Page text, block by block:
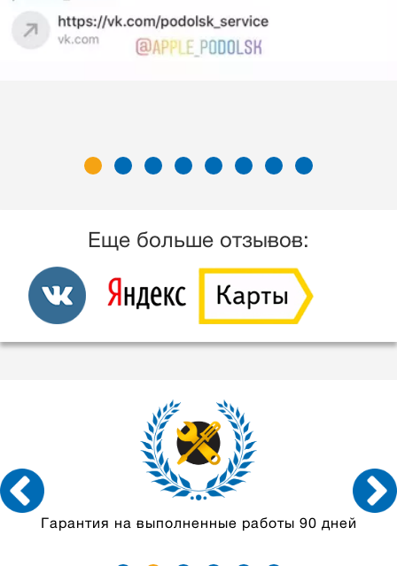
Еще больше отзывов:
дней Мастера с опытомот 5 лет